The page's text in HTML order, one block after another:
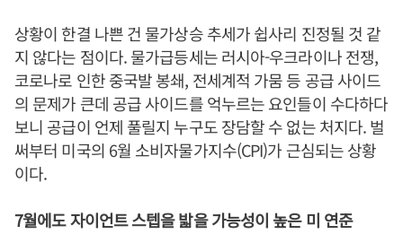
상황이 한결 나쁜 건 물가상승 추세가 쉽사리 진정될 것 같
지 않다는 점이다. 물가급등세는 러시아-우크라이나 전쟁,
코로나로 인한 중국발 봉쇄, 전세계적 가뭄 등 공급 사이드
의 문제가 큰데 공급 사이드를 억누르는 요인들이 수다하다
보니 공급이 언제 풀릴지 누구도 장담할 수 없는 처지다. 벌
써부터 미국의 6월 소비자물가지수(CPI)가 근심되는 상황
이다.
7월에도 자이언트 스텝을 밟을 가능성이 높은 미 연준